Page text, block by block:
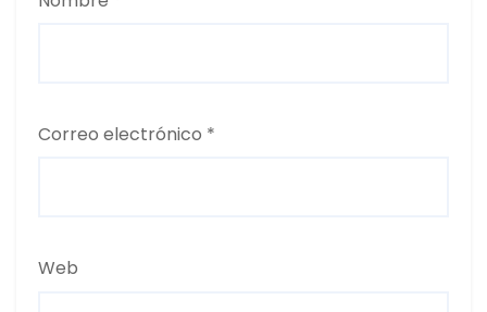
Correo electrónico *
Web